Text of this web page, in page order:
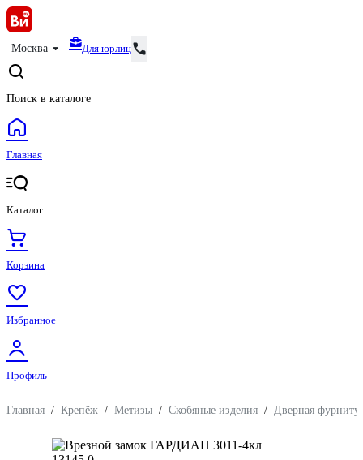
Москва Для юрлиц
Поиск в каталоге
Главная
Каталог
Корзина
Избранное
Профиль
Главная / Крепёж / Метизы / Скобяные изделия / Дверная